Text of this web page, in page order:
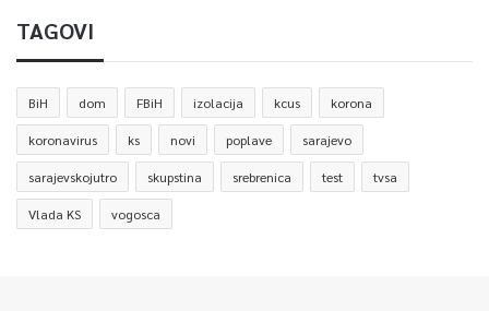
TAGOVI
BiH dom FBiH izolacija kcus korona
koronavirus ks novi poplave sarajevo
sarajevskojutro skupstina srebrenica test tvsa
Vlada KS vogosca